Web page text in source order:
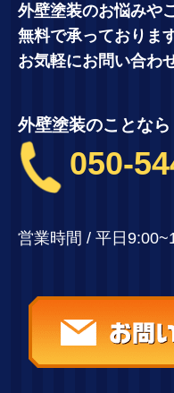
外壁塗装のお悩みや
無料で承っております
お気軽にお問い合わ
外壁塗装のことなら
050-
営業時間 / 平日